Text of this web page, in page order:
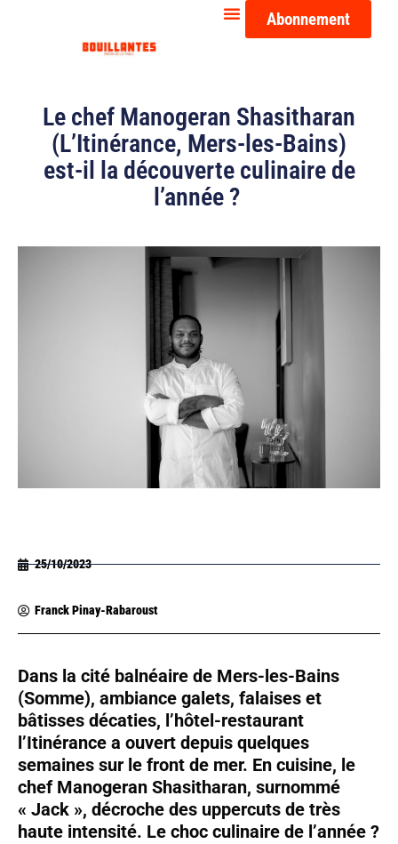
Abonnement
Le chef Manogeran Shasitharan
(L’Itinérance, Mers-les-Bains)
est-il la découverte culinaire de
l’année ?
25/10/2023
Franck Pinay-Rabaroust
Dans la cité balnéaire de Mers-les-Bains
(Somme), ambiance galets, falaises et
bâtisses décaties, l’hôtel-restaurant
l’Itinérance a ouvert depuis quelques
semaines sur le front de mer. En cuisine, le
chef Manogeran Shasitharan, surnommé
« Jack », décroche des uppercuts de très
haute intensité. Le choc culinaire de l’année ?